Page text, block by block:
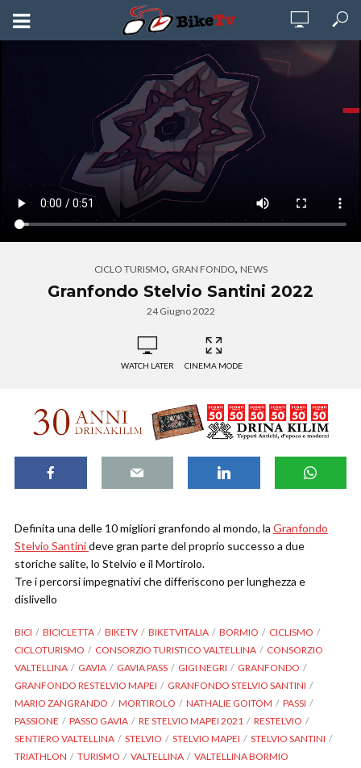
CICLO TURISMO, GRAN FONDO, NEWS
Granfondo Stelvio Santini 2022
24 Giugno 2022
WATCH LATER CINEMA MODE
Definita una delle 10 migliori granfondo al mondo, la Granfondo
Stelvio Santinideve gran parte del proprio successo a due
storiche salite, lo Stelvio e il Mortirolo.
Tre i percorsi impegnativi che differiscono per lunghezza e
dislivello
BICI BICICLETTA BIKETV BIKETVITALIA BORMIO
CICLISMO
CICLOTURISMO
CONSORZIO TURISTICO VALTELLINA
CONSORZIO
VALTELLINA
GAVIA GAVIA PASS GIGI NEGRI
GRANFONDO
GRANFONDO RESTELVIO MAPEI
GRANFONDO STELVIO SANTINI
MARIO ZANGRANDO
MORTIROLO NATHALIE GOITOM
PASSI
PASSIONE
PASSO GAVIA RE STELVIO MAPEI 2021
RESTELVIO
SENTIERO VALTELLINA
STELVIO STELVIO MAPEI
STELVIO SANTINI
TRIATHLON
TURISMO VALTELLINA VALTELLINA BORMIO